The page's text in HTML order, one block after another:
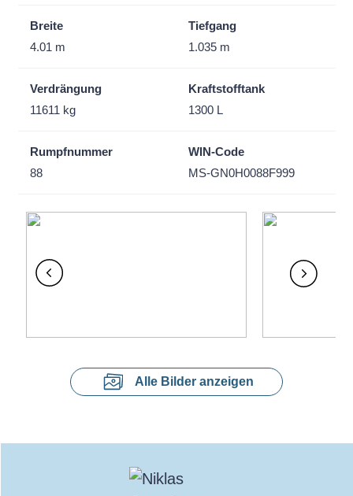
Breite
4.01 m
Tiefgang
1.035 m
Verdrängung
11611 kg
Kraftstofftank
1300 L
Rumpfnummer
88
WIN-Code
MS-GN0H0088F999
Alle Bilder anzeigen